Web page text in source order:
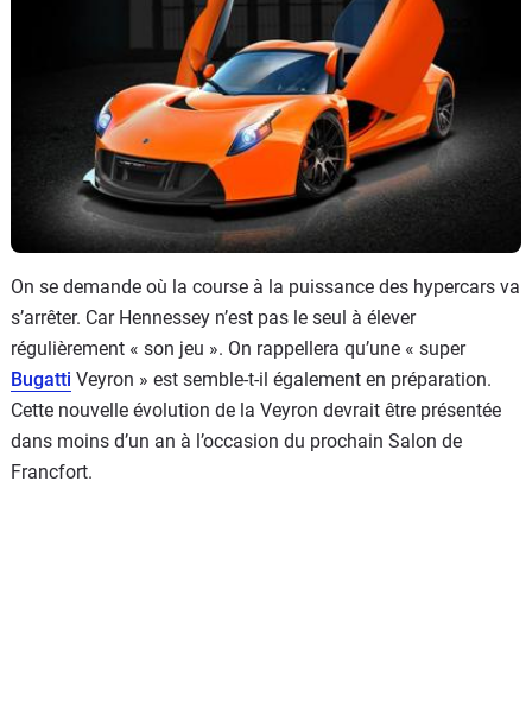
On se demande où la course à la puissance des hypercars va
s’arrêter. Car Hennessey n’est pas le seul à élever
régulièrement « son jeu ». On rappellera qu’une « super
Bugatti Veyron » est semble-t-il également en préparation.
Cette nouvelle évolution de la Veyron devrait être présentée
dans moins d’un an à l’occasion du prochain Salon de
Francfort.